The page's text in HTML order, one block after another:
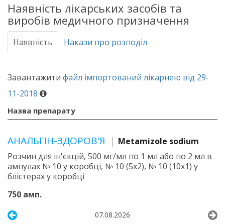
Наявність лікарських засобів та
виробів медичного призначення
Наявність Накази про розподіл
Завантажити файл імпортований лікарнею від 29-
11-2018
Назва препарату
АНАЛЬГІН-ЗДОРОВ'Я
Metamizole sodium
Розчин для ін'єкцій, 500 мг/мл по 1 мл або по 2 мл в
ампулах № 10 у коробці, № 10 (5х2), № 10 (10х1) у
блістерах у коробці
750 амп.
07.08.2026